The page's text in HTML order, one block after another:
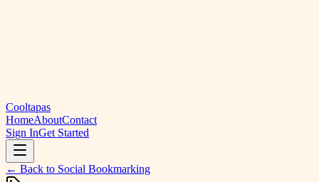
Cooltapas
HomeAboutContact
Sign InGet Started
← Back to Social Bookmarking